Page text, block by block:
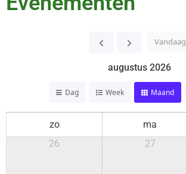
Vandaag
augustus 2026
Dag Week Maand
zo ma
26
27